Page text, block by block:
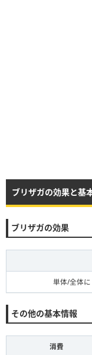
ブリザガの効果と基
ブリザガの効果
単体/全体
その他の基本情報
消費